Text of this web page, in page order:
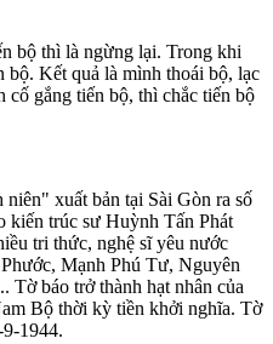
bộ thì là ngừng lại. Trong khi
Kết quả là mình thoái bộ, lạc
gắng tiến bộ, thì chắc tiến bộ
niên" xuất bản tại Sài Gòn ra số
kiến trúc sư Huỳnh Tấn Phát
tri thức, nghệ sĩ yêu nước
Mạnh Phú Tư, Nguyên
báo trở thành hạt nhân của
Bộ thời kỳ tiền khởi nghĩa. Tờ
1944.